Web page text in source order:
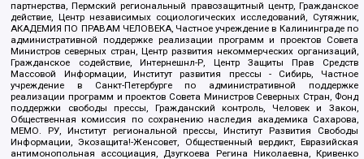
партнерства, Пермский региональный правозащитный центр, Гражданское
действие, Центр независимых социологических исследований, Сутяжник,
АКАДЕМИЯ ПО ПРАВАМ ЧЕЛОВЕКА, Частное учреждение в Калининграде по
административной поддержке реализации программ и проектов Совета
Министров северных стран, Центр развития некоммерческих организаций,
Гражданское содействие, Интернешнл-Р, Центр Защиты Прав Средств
Массовой Информации, Институт развития прессы - Сибирь, Частное
учреждение в Санкт-Петербурге по административной поддержке
реализации программ и проектов Совета Министров Северных Стран, Фонд
поддержки свободы прессы, Гражданский контроль, Человек и Закон,
Общественная комиссия по сохранению наследия академика Сахарова,
МЕМО. РУ, Институт региональной прессы, Институт Развития Свободы
Информации, Экозащита!-Женсовет, Общественный вердикт, Евразийская
антимонопольная ассоциация, Дзугкоева Регина Николаевна, Кривенко